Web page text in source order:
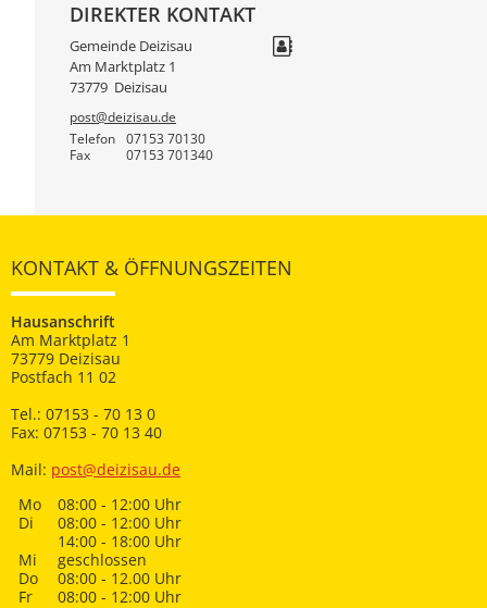
DIREKTER KONTAKT
Gemeinde Deizisau
Am Marktplatz 1
73779 Deizisau
post@deizisau.de
Telefon
07153 70130
Fax 07153 701340
KONTAKT & ÖFFNUNGSZEITEN
Hausanschrift
Am Marktplatz 1
73779 Deizisau
Postfach 11 02
Tel.: 07153 - 70 13 0
Fax: 07153 - 70 13 40
Mail: post@deizisau.de
Mo
08:00 - 12:00 Uhr
Di
08:00 - 12:00 Uhr
14:00 - 18:00 Uhr
Mi
geschlossen
Do
08:00 - 12.00 Uhr
Fr
08:00 - 12:00 Uhr